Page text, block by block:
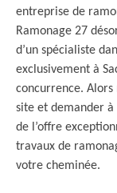
entreprise de
Ramonage 27
d’un spécialiste
exclusivement à
concurrence. Alors
site et demander à
de l’offre
travaux de
votre cheminée.